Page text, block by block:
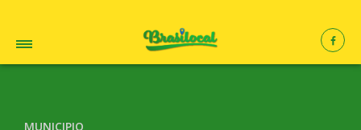
MUNICIPIO